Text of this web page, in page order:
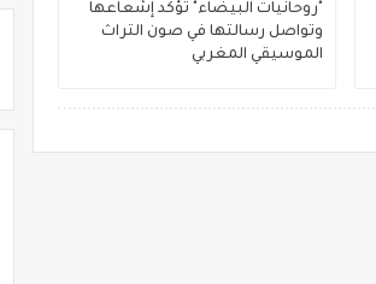
"روحانيات البيضاء" تؤكد إشعاعها
وتواصل رسالتها في صون التراث
الموسيقي المغربي